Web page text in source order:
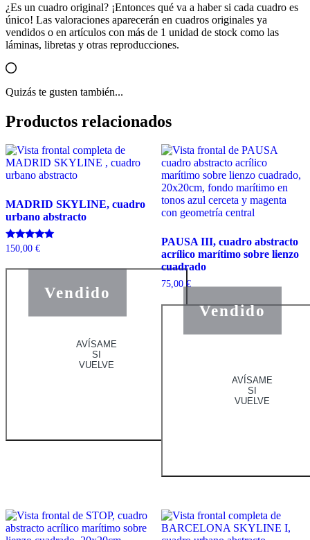
¿Es un cuadro original? ¡Entonces qué va a haber si cada cuadro es
único! Las valoraciones aparecerán en cuadros originales ya
vendidos o en artículos con más de 1 unidad de stock como las
láminas, libretas y otras reproducciones.
Quizás te gusten también...
Productos relacionados
Vendido
MADRID SKYLINE, cuadro
urbano abstracto
Valorado
150,00 €
AVÍSAME
SI
VUELVE
Vendido
PAUSA III, cuadro abstracto
acrílico marítimo sobre lienzo
cuadrado
75,00€
AVÍSAME
SI
VUELVE